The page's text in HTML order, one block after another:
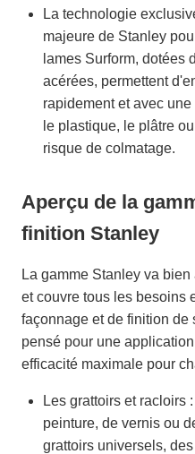
La technologie
majeure de Stanley
lames Surform, dotées
acérées, permettent
rapidement et avec
le plastique, le plâtre
risque de colmatage.
Aperçu de la
finition Stanley
La gamme Stanley va
et couvre tous les besoins
façonnage et de finition de
pensé pour une
efficacité maximale pour
Les grattoirs et racloirs
peinture, de vernis ou
grattoirs universels,